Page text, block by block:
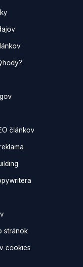
článkov
stránok
cookies